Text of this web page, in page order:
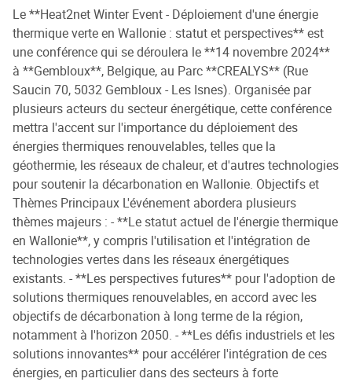
Le **Heat2net Winter Event - Déploiement d'une énergie
thermique verte en Wallonie : statut et perspectives** est
une conférence qui se déroulera le **14 novembre 2024**
à **Gembloux**, Belgique, au Parc **CREALYS** (Rue
Saucin 70, 5032 Gembloux - Les Isnes). Organisée par
plusieurs acteurs du secteur énergétique, cette conférence
mettra l'accent sur l'importance du déploiement des
énergies thermiques renouvelables, telles que la
géothermie, les réseaux de chaleur, et d'autres technologies
pour soutenir la décarbonation en Wallonie. Objectifs et
Thèmes Principaux L'événement abordera plusieurs
thèmes majeurs : - **Le statut actuel de l'énergie thermique
en Wallonie**, y compris l'utilisation et l'intégration de
technologies vertes dans les réseaux énergétiques
existants. - **Les perspectives futures** pour l'adoption de
solutions thermiques renouvelables, en accord avec les
objectifs de décarbonation à long terme de la région,
notamment à l'horizon 2050. - **Les défis industriels et les
solutions innovantes** pour accélérer l'intégration de ces
énergies, en particulier dans des secteurs à forte